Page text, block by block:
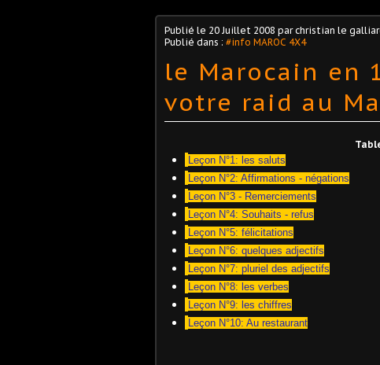
Publié le 20 Juillet 2008 par christian le
Publié dans : #info MAROC 4X4
le Marocain en
votre raid au
Leçon N°1: les saluts
Leçon N°2: Affirmations - négations
Leçon N°3 - Remerciements
Leçon N°4: Souhaits - refus
Leçon N°5: félicitations
Leçon N°6: quelques adjectifs
Leçon N°7: pluriel des adjectifs
Leçon N°8: les verbes
Leçon N°9: les chiffres
Leçon N°10: Au restaurant